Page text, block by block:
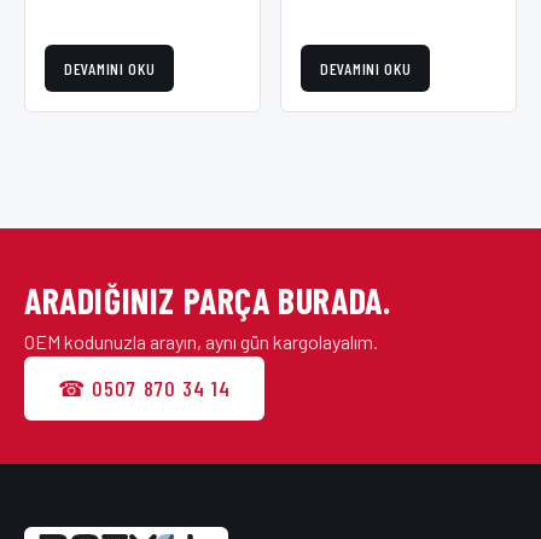
DEVAMINI OKU DEVAMINI OKU
ARADIĞINIZ PARÇA BURADA.
OEM kodunuzla arayın, aynı gün kargolayalım.
☎ 0507 870 34 14